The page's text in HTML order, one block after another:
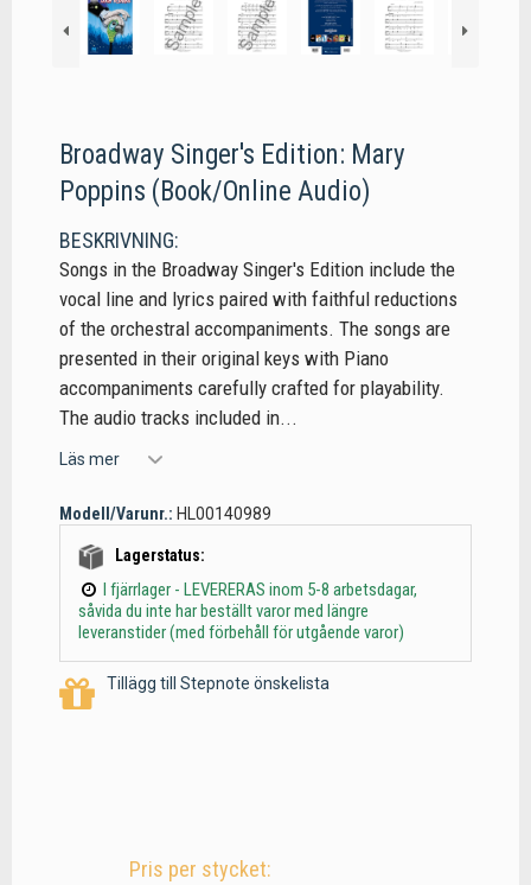
Broadway Singer's Edition: Mary
Poppins (Book/Online Audio)
BESKRIVNING:
Songs in the Broadway Singer's Edition include the
vocal line and lyrics paired with faithful reductions
of the orchestral accompaniments. The songs are
presented in their original keys with Piano
accompaniments carefully crafted for playability.
The audio tracks included in...
Läs mer
Modell/Varunr.: HL00140989
Lagerstatus:
I fjärrlager - LEVERERAS inom 5-8 arbetsdagar,
såvida du inte har beställt varor med längre
leveranstider (med förbehåll för utgående varor)
Tillägg till Stepnote önskelista
Pris per stycket: